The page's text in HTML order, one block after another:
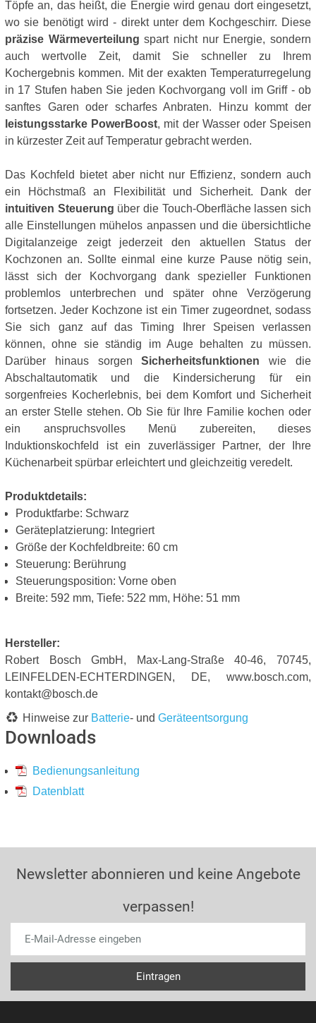
Töpfe an, das heißt, die Energie wird genau dort eingesetzt,
wo sie benötigt wird - direkt unter dem Kochgeschirr. Diese
präzise Wärmeverteilungspart nicht nur Energie, sondern
auch wertvolle Zeit, damit Sie schneller zu Ihrem
Kochergebnis kommen. Mit der exakten Temperaturregelung
in 17 Stufen haben Sie jeden Kochvorgang voll im Griff - ob
sanftes Garen oder scharfes Anbraten. Hinzu kommt der
leistungsstarke PowerBoost, mit der Wasser oder Speisen
in kürzester Zeit auf Temperatur gebracht werden.
Das Kochfeld bietet aber nicht nur Effizienz, sondern auch
ein Höchstmaß an Flexibilität und Sicherheit. Dank der
intuitiven Steuerung über die Touch-Oberfläche lassen sich
alle Einstellungen mühelos anpassen und die übersichtliche
Digitalanzeige zeigt jederzeit den aktuellen Status der
Kochzonen an. Sollte einmal eine kurze Pause nötig sein,
lässt sich der Kochvorgang dank spezieller Funktionen
problemlos unterbrechen und später ohne Verzögerung
fortsetzen. Jeder Kochzone ist ein Timer zugeordnet, sodass
Sie sich ganz auf das Timing Ihrer Speisen verlassen
können, ohne sie ständig im Auge behalten zu müssen.
Darüber hinaus sorgenSicherheitsfunktionenwie die
Abschaltautomatik und die Kindersicherung für ein
sorgenfreies Kocherlebnis, bei dem Komfort und Sicherheit
an erster Stelle stehen. Ob Sie für Ihre Familie kochen oder
ein anspruchsvolles Menü zubereiten, dieses
Induktionskochfeld ist ein zuverlässiger Partner, der Ihre
Küchenarbeit spürbar erleichtert und gleichzeitig veredelt.
Produktdetails:
Produktfarbe: Schwarz
Geräteplatzierung: Integriert
Größe der Kochfeldbreite: 60 cm
Steuerung: Berührung
Steuerungsposition: Vorne oben
Breite: 592 mm, Tiefe: 522 mm, Höhe: 51 mm
Hersteller:
Robert Bosch GmbH, Max-Lang-Straße 40-46, 70745,
LEINFELDEN-ECHTERDINGEN, DE, www.bosch.com,
kontakt@bosch.de
Hinweise zur Batterie- und Geräteentsorgung
Downloads
Bedienungsanleitung
Datenblatt
Newsletter abonnieren und keine Angebote
verpassen!